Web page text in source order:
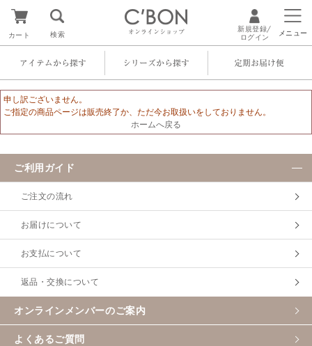
オンラインショップ
カート 検索
新規登録/
ログイン
メニュー
アイテムから探す シリーズから探す 定期お届け便
申し訳ございません。
ご指定の商品ページは販売終了か、ただ今お取扱いをしておりません。
ホームへ戻る
ご利用ガイド
ご注文の流れ
お届けについて
お支払について
返品・交換について
オンラインメンバーのご案内
よくあるご質問